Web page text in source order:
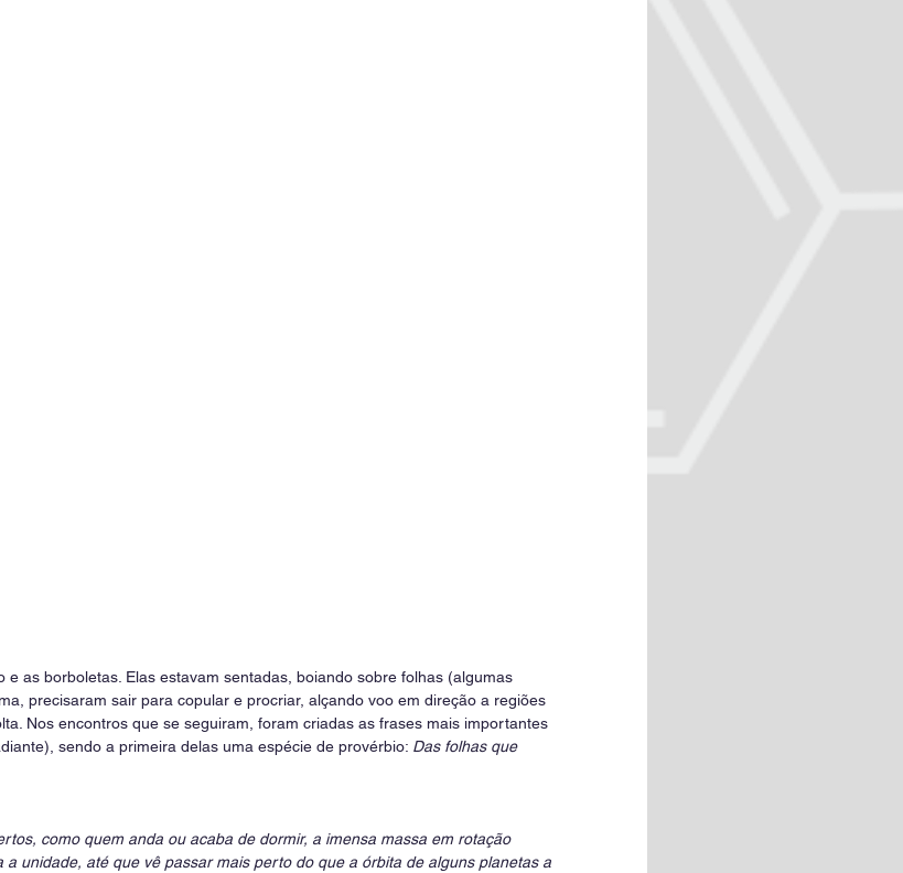
e as borboletas. Elas estavam sentadas, boiando sobre folhas (algumas
precisaram sair para copular e procriar, alçando voo em direção a regiões
Nos encontros que se seguiram, foram criadas as frases mais importantes
sendo a primeira delas uma espécie de provérbio: Das folhas que
como quem anda ou acaba de dormir, a imensa massa em rotação
unidade, até que vê passar mais perto do que a órbita de alguns planetas a